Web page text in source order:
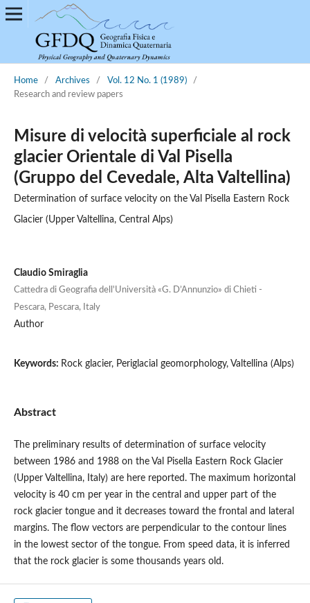
Home / Archives / Vol. 12 No. 1 (1989)
/
Research and review papers
Misure di velocità superficiale al rock
glacier Orientale di Val Pisella
(Gruppo del Cevedale, Alta Valtellina)
Determination of surface velocity on the Val Pisella Eastern Rock
Glacier (Upper Valtellina, Central Alps)
Claudio Smiraglia
Cattedra di Geografia dell'Università «G. D’Annunzio» di Chieti -
Pescara, Pescara, Italy
Author
Keywords: Rock glacier, Periglacial geomorphology, Valtellina (Alps)
Abstract
The preliminary results of determination of surface velocity
between 1986 and 1988 on the Val Pisella Eastern Rock Glacier
(Upper Valtellina, Italy) are here reported. The maximum horizontal
velocity is 40 cm per year in the central and upper part of the
rock glacier tongue and it decreases toward the frontal and lateral
margins. The flow vectors are perpendicular to the contour lines
in the lowest sector of the tongue. From speed data, it is inferred
that the rock glacier is some thousands years old.